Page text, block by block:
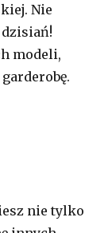
Nie
modeli,
nie tylko